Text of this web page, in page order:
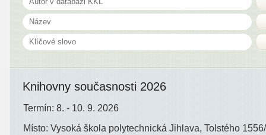
Knihovny současnosti 2026
Termín: 8. - 10. 9. 2026
Místo: Vysoká škola polytechnická Jihlava, Tolstého